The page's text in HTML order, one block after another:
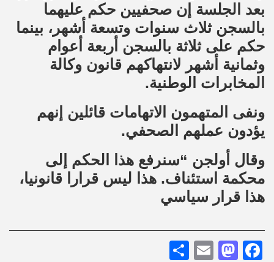
بعد الجلسة إن صحفيين حكم عليهما
بالسجن ثلاث سنوات وتسعة أشهر، بينما
حكم على ثلاثة بالسجن أربعة أعوام
وثمانية أشهر لانتهاكهم قانون وكالة
المخابرات الوطنية.
ونفى المتهمون الاتهامات قائلين إنهم
يؤدون عملهم الصحفي.
وقال أولجن “سنرفع هذا الحكم إلى
محكمة استئناف. هذا ليس قرارا قانونيا،
هذا قرار سياسي
Facebook
Mastodon
Email